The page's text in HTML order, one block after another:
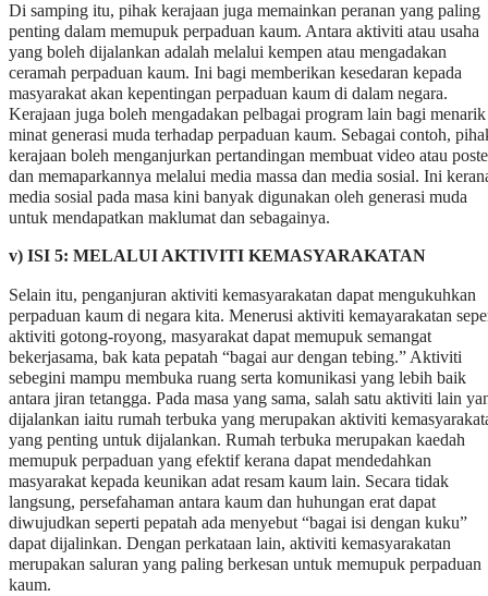
Di samping itu, pihak kerajaan juga memainkan peranan yang paling
penting dalam memupuk perpaduan kaum. Antara aktiviti atau usaha
yang boleh dijalankan adalah melalui kempen atau mengadakan
ceramah perpaduan kaum. Ini bagi memberikan kesedaran kepada
masyarakat akan kepentingan perpaduan kaum di dalam negara.
Kerajaan juga boleh mengadakan pelbagai program lain bagi menarik
minat generasi muda terhadap perpaduan kaum. Sebagai contoh,
kerajaan boleh menganjurkan pertandingan membuat video atau
dan memaparkannya melalui media massa dan media sosial. Ini
media sosial pada masa kini banyak digunakan oleh generasi muda
untuk mendapatkan maklumat dan sebagainya.
v) ISI 5: MELALUI AKTIVITI KEMASYARAKATAN
Selain itu, penganjuran aktiviti kemasyarakatan dapat mengukuhkan
perpaduan kaum di negara kita. Menerusi aktiviti kemayarakatan
aktiviti gotong-royong, masyarakat dapat memupuk semangat
bekerjasama, bak kata pepatah “bagai aur dengan tebing.” Aktiviti
sebegini mampu membuka ruang serta komunikasi yang lebih baik
antara jiran tetangga. Pada masa yang sama, salah satu aktiviti lain
dijalankan iaitu rumah terbuka yang merupakan aktiviti
yang penting untuk dijalankan. Rumah terbuka merupakan kaedah
memupuk perpaduan yang efektif kerana dapat mendedahkan
masyarakat kepada keunikan adat resam kaum lain. Secara tidak
langsung, persefahaman antara kaum dan huhungan erat dapat
diwujudkan seperti pepatah ada menyebut “bagai isi dengan kuku”
dapat dijalinkan. Dengan perkataan lain, aktiviti kemasyarakatan
merupakan saluran yang paling berkesan untuk memupuk perpaduan
kaum.